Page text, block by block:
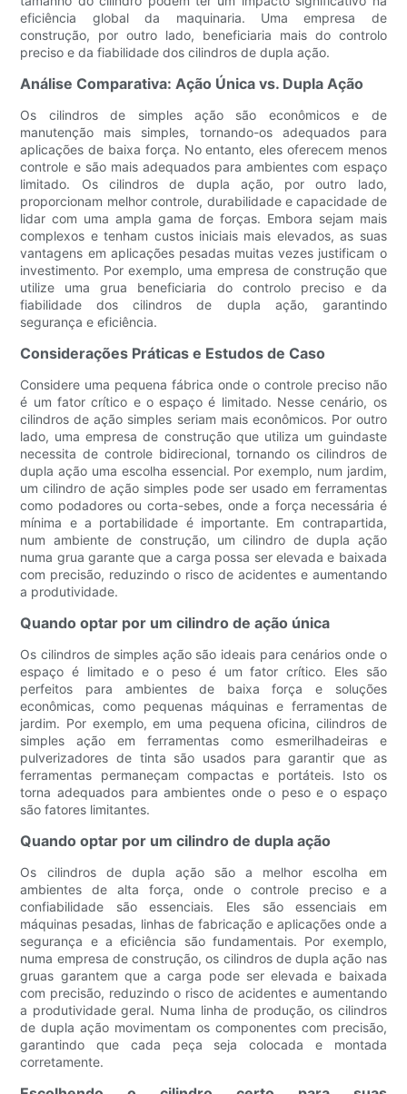
eficiência global da maquinaria. Uma empresa de
construção, por outro lado, beneficiaria mais do controlo
preciso e da fiabilidade dos cilindros de dupla ação.
Análise Comparativa: Ação Única vs. Dupla Ação
Os cilindros de simples ação são econômicos e de
manutenção mais simples, tornando-os adequados para
aplicações de baixa força. No entanto, eles oferecem menos
controle e são mais adequados para ambientes com espaço
limitado. Os cilindros de dupla ação, por outro lado,
proporcionam melhor controle, durabilidade e capacidade de
lidar com uma ampla gama de forças. Embora sejam mais
complexos e tenham custos iniciais mais elevados, as suas
vantagens em aplicações pesadas muitas vezes justificam o
investimento. Por exemplo, uma empresa de construção que
utilize uma grua beneficiaria do controlo preciso e da
fiabilidade dos cilindros de dupla ação, garantindo
segurança e eficiência.
Considerações Práticas e Estudos de Caso
Considere uma pequena fábrica onde o controle preciso não
é um fator crítico e o espaço é limitado. Nesse cenário, os
cilindros de ação simples seriam mais econômicos. Por outro
lado, uma empresa de construção que utiliza um guindaste
necessita de controle bidirecional, tornando os cilindros de
dupla ação uma escolha essencial. Por exemplo, num jardim,
um cilindro de ação simples pode ser usado em ferramentas
como podadores ou corta-sebes, onde a força necessária é
mínima e a portabilidade é importante. Em contrapartida,
num ambiente de construção, um cilindro de dupla ação
numa grua garante que a carga possa ser elevada e baixada
com precisão, reduzindo o risco de acidentes e aumentando
a produtividade.
Quando optar por um cilindro de ação única
Os cilindros de simples ação são ideais para cenários onde o
espaço é limitado e o peso é um fator crítico. Eles são
perfeitos para ambientes de baixa força e soluções
econômicas, como pequenas máquinas e ferramentas de
jardim. Por exemplo, em uma pequena oficina, cilindros de
simples ação em ferramentas como esmerilhadeiras e
pulverizadores de tinta são usados ​​para garantir que as
ferramentas permaneçam compactas e portáteis. Isto os
torna adequados para ambientes onde o peso e o espaço
são fatores limitantes.
Quando optar por um cilindro de dupla ação
Os cilindros de dupla ação são a melhor escolha em
ambientes de alta força, onde o controle preciso e a
confiabilidade são essenciais. Eles são essenciais em
máquinas pesadas, linhas de fabricação e aplicações onde a
segurança e a eficiência são fundamentais. Por exemplo,
numa empresa de construção, os cilindros de dupla ação nas
gruas garantem que a carga pode ser elevada e baixada
com precisão, reduzindo o risco de acidentes e aumentando
a produtividade geral. Numa linha de produção, os cilindros
de dupla ação movimentam os componentes com precisão,
garantindo que cada peça seja colocada e montada
corretamente.